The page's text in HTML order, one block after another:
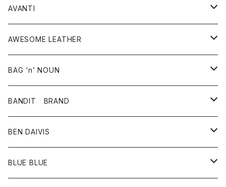
シューズ
アクセサリー
その他雑貨
ジャケット
ベスト
シャツ
ワンピース
ボトム
スカート
パンツ
グッズ
靴
ウォレット
バッグ
グッズ
靴
AVANTI
シャツ
AWESOME LEATHER
アウター
革ジャケット
BAG ‘n’ NOUN
アクセサリー
バッグ
ポーチ
BANDIT BRAND
トップス
Ｔシャツ
BEN DAIVIS
ポトム
BLUE BLUE